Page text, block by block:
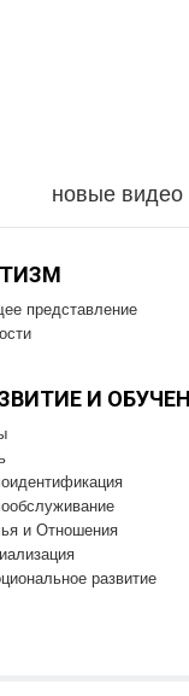
новые видео
представление
И
и Отношения
развитие